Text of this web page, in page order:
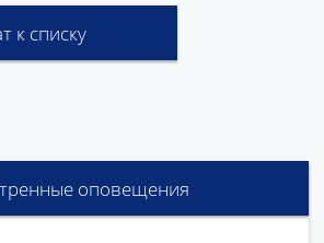
к списку
оповещения